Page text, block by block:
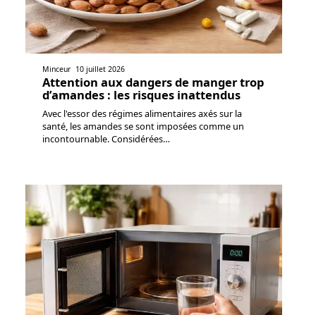
Minceur 10 juillet 2026
Attention aux dangers de manger trop
d’amandes : les risques inattendus
Avec l'essor des régimes alimentaires axés sur la
santé, les amandes se sont imposées comme un
incontournable. Considérées…